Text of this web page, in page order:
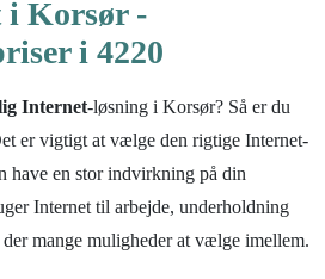
Korsør -
i 4220
Internet-løsning i Korsør? Så er du
er vigtigt at vælge den rigtige Internet-
have en stor indvirkning på din
Internet til arbejde, underholdning
mange muligheder at vælge imellem.